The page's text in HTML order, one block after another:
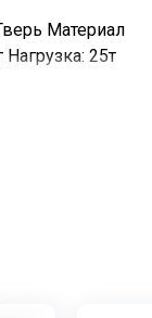
Материал
25т